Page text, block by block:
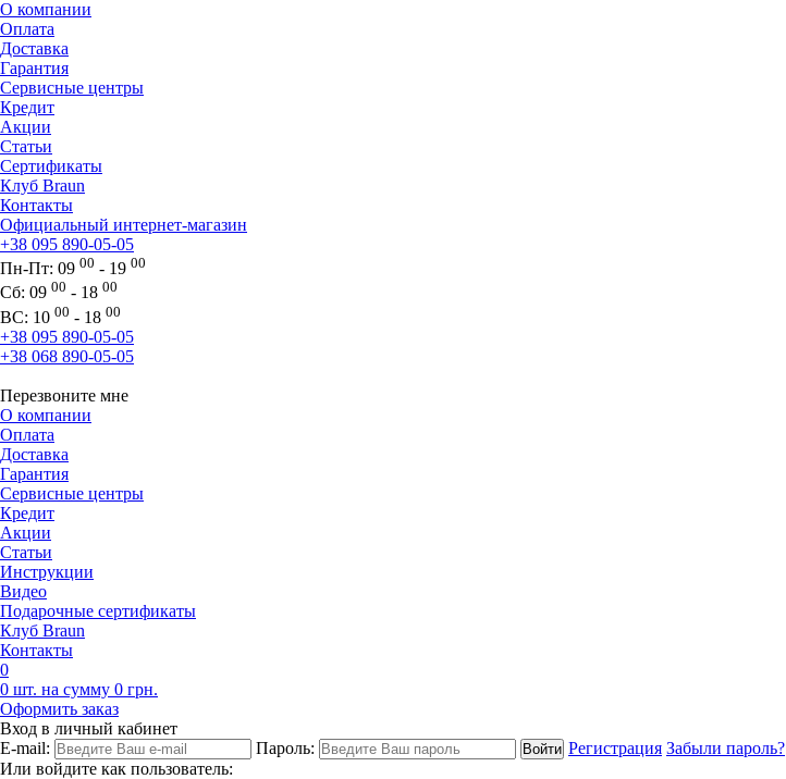
О компании
Оплата
Доставка
Гарантия
Сервисные центры
Кредит
Акции
Статьи
Сертификаты
Клуб Braun
Контакты
Официальный интернет-магазин
+38 095 890-05-05
Пн-Пт: 09 00 - 19 00
Сб: 09 00 - 18 00
ВС: 10 00 - 18 00
+38 095 890-05-05
+38 068 890-05-05
Перезвоните мне
О компании
Оплата
Доставка
Гарантия
Сервисные центры
Кредит
Акции
Статьи
Инструкции
Видео
Подарочные сертификаты
Клуб Braun
Контакты
0
0 шт. на сумму 0 грн.
Оформить заказ
Вход в личный кабинет
E-mail:
Пароль: Регистрация Забыли пароль?
Или войдите как пользователь: